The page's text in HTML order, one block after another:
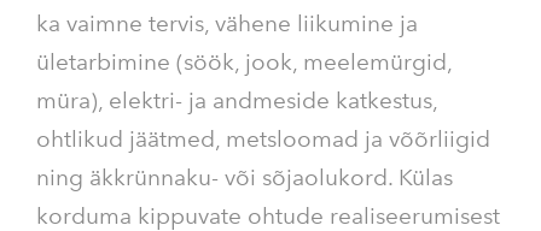
ka vaimne tervis, vähene liikumine ja
ületarbimine (söök, jook, meelemürgid,
müra), elektri- ja andmeside katkestus,
ohtlikud jäätmed, metsloomad ja võõrliigid
ning äkkrünnaku- või sõjaolukord. Külas
korduma kippuvate ohtude realiseerumisest